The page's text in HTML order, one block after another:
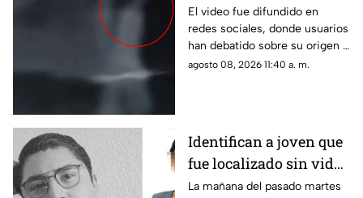
IMPACTANTE
APARICIÓN fantasmal
en estacionamiento de
residencial
El video fue difundido en
redes sociales, donde usuarios
han debatido sobre su origen y
veracidad.
agosto 08, 2026 11:40 a. m.
Identifican a joven que
fue localizado sin vida
en Jiutepec; su
La mañana del pasado martes